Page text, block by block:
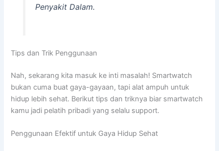
Penyakit Dalam.
Tips dan Trik Penggunaan
Nah, sekarang kita masuk ke inti masalah! Smartwatch
bukan cuma buat gaya-gayaan, tapi alat ampuh untuk
hidup lebih sehat. Berikut tips dan triknya biar smartwatch
kamu jadi pelatih pribadi yang selalu support.
Penggunaan Efektif untuk Gaya Hidup Sehat